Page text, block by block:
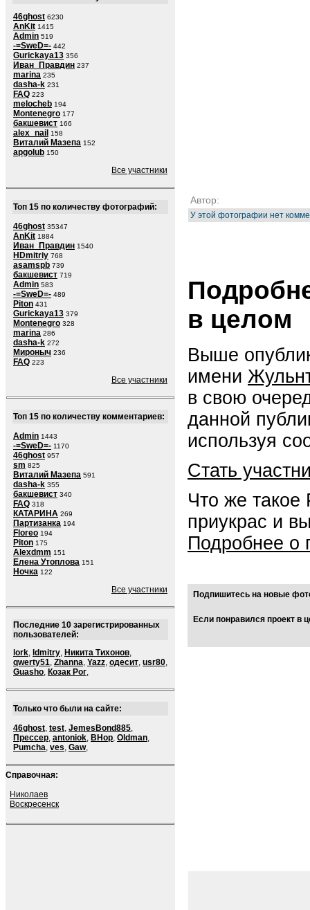
46ghost 6230
AnKit 1415
Admin 519
-=SweD=- 442
Gurickaya13 356
Иван_Правдин 237
marina 235
dasha-k 231
FAQ 223
melocheb 194
Montenegro 177
бакшевист 166
alex_nail 158
Виталий Мазепа 152
apgolub 150
Все участники
Топ 15 по количеству фотографий:
46ghost 35347
AnKit 1884
Иван_Правдин 1540
HDmitriy 768
asamspb 739
бакшевист 719
Admin 583
-=SweD=- 489
Piton 431
Gurickaya13 379
Montenegro 328
marina 286
dasha-k 272
Мироныч 236
FAQ 223
Все участники
Топ 15 по количеству комментариев:
Admin 1443
-=SweD=- 1170
46ghost 957
sm 825
Виталий Мазепа 591
dasha-k 355
бакшевист 340
FAQ 318
КАТАРИНА 269
Партизанка 194
Floreo 194
Piton 175
Alexdmm 151
Елена Утоплова 151
Ночка 122
Все участники
Последние 10 зарегистрированных
пользователей:
lork, ldmitry, Никита Тихонов,
qwerty51, Zhanna, Yazz, одесит, usr80,
Guasho, Козак Рог,
Только что были на сайте:
46ghost, test, JemesBond885,
Прессер, antoniok, BHop, Oldman,
Pumcha, ves, Gaw,
Справочная:
Николаев
Воскресенск
Автор:
У этой фотографии нет
в целом
Выше
имени
в свою
данной
используя
Стать
Что же такое
приукрас и
Подробнее о
Подпишитесь на новые
Если понравился проект в